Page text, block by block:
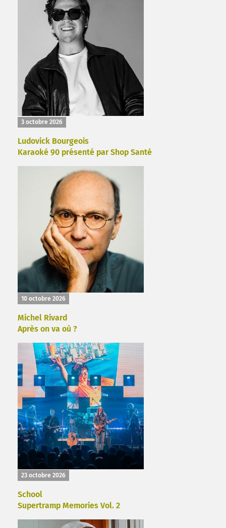
3 octobre 2026
Ludovick Bourgeois
Karaoké 90 présenté par Shop Santé
10 octobre 2026
Michel Rivard
Après on va où ?
23 octobre 2026
School
Supertramp Memories Vol. 2